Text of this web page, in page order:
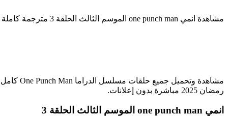
مشاهدة انمي one punch man الموسم الثالث الحلقة 3 مترجمة كاملة تليجرام بدون اعلانات مباشر
رمضان 2025 مباشرة بدون إعلانات.
انمي one punch man الموسم الثالث الحلقة 3